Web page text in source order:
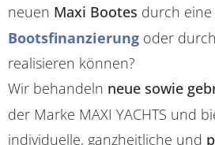
neuen Maxi Bootes durch eine
Bootsfinanzierung oder
realisieren können?
Wir behandeln neue sowie
der Marke MAXI YACHTS und
individuelle, ganzheitliche und